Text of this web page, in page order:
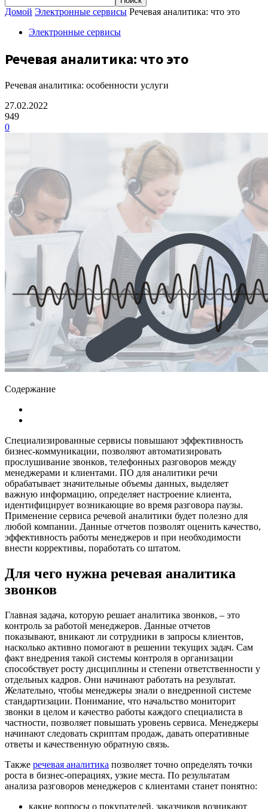
Домой Электронные сервисы Речевая аналитика: что это
Электронные сервисы
Речевая аналитика: что это
Речевая аналитика: особенности услуги
27.02.2022
949
0
Содержание
Специализированные сервисы повышают эффективность
бизнес-коммуникации, позволяют автоматизировать
прослушивание звонков, телефонных разговоров между
менеджерами и клиентами. ПО для аналитики речи
обрабатывает значительные объемы данных, выделяет
важную информацию, определяет настроение клиента,
идентифицирует возникающие во время разговора паузы.
Применение сервиса речевой аналитики будет полезно для
любой компании. Данные отчетов позволят оценить качество,
эффективность работы менеджеров и при необходимости
внести коррективы, поработать со штатом.
Для чего нужна речевая аналитика
звонков
Главная задача, которую решает аналитика звонков, – это
контроль за работой менеджеров. Данные отчетов
показывают, вникают ли сотрудники в запросы клиентов,
насколько активно помогают в решении текущих задач. Сам
факт внедрения такой системы контроля в организации
способствует росту дисциплины и степени ответственности у
отдельных кадров. Они начинают работать на результат.
Желательно, чтобы менеджеры знали о внедренной системе
стандартизации. Понимание, что начальство мониторит
звонки в целом и качество работы каждого специалиста в
частности, позволяет повышать уровень сервиса. Менеджеры
начинают следовать скриптам продаж, давать оперативные
ответы и качественную обратную связь.
Также речевая аналитика позволяет точно определять точки
роста в бизнес-операциях, узкие места. По результатам
анализа разговоров менеджеров с клиентами станет понятно:
какие вопросы о покупателей, заказчиков возникают